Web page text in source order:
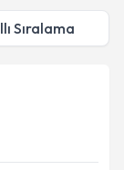
Sıralama